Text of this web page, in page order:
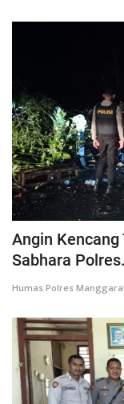
Angin
Sabhara
Humas Polres